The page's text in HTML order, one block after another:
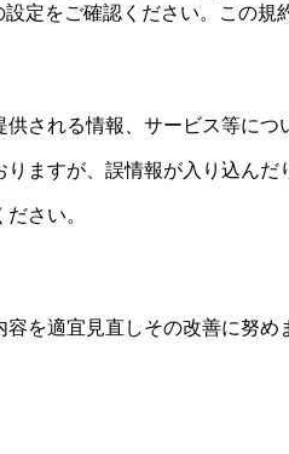
定をご確認ください。この規
される情報、サービス等に
ますが、誤情報が入り込ん
さい。
を適宜見直しその改善に努め